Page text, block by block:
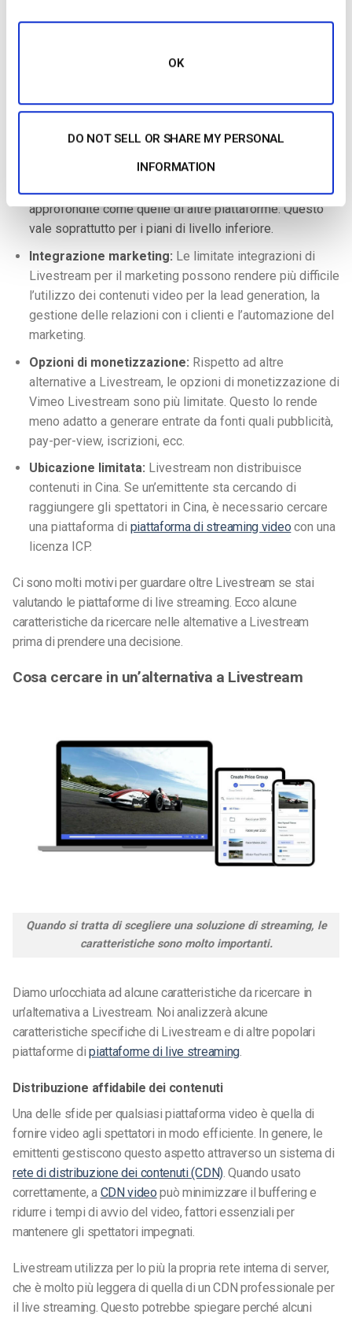
OK
DO NOT SELL OR SHARE MY PERSONAL
INFORMATION
vengono utilizzati con contenuti ad alta definizione o
esempio Livestream, possono essere più adatte a
Analisi di base:Rispetto ad altre piattaforme che
offrono funzioni di reportistica avanzata per la ricerca
metriche di coinvolgimento e dei dati geografici, le
analisi di Livestream potrebbero non essere così
approfondite come quelle di altre piattaforme. Questo
vale soprattutto per i piani di livello inferiore.
Integrazione marketing: Le limitate integrazioni di
Livestream per il marketing possono rendere più difficile
l’utilizzo dei contenuti video per la lead generation, la
gestione delle relazioni con i clienti e l’automazione del
marketing.
Opzioni di monetizzazione: Rispetto ad altre
alternative a Livestream, le opzioni di monetizzazione di
Vimeo Livestream sono più limitate. Questo lo rende
meno adatto a generare entrate da fonti quali pubblicità,
pay-per-view, iscrizioni, ecc.
Ubicazione limitata: Livestream non distribuisce
contenuti in Cina. Se un’emittente sta cercando di
raggiungere gli spettatori in Cina, è necessario cercare
una piattaforma di piattaforma di streaming video con una
licenza ICP.
Ci sono molti motivi per guardare oltre Livestream se stai
valutando le piattaforme di live streaming. Ecco alcune
caratteristiche da ricercare nelle alternative a Livestream
prima di prendere una decisione.
Cosa cercare in un’alternativa a Livestream
Quando si tratta di scegliere una soluzione di streaming, le
caratteristiche sono molto importanti.
Diamo un’occhiata ad alcune caratteristiche da ricercare in
un’alternativa a Livestream. Noianalizzeràalcune
caratteristiche specifiche di Livestream e di altre popolari
piattaforme dipiattaforme di live streaming.
Distribuzione affidabile dei contenuti
Una delle sfide per qualsiasi piattaforma video è quella di
fornire video agli spettatori in modo efficiente. In genere, le
emittenti gestiscono questo aspetto attraverso un sistema di
rete di distribuzione dei contenuti (CDN). Quandousato
correttamente, a CDN video può minimizzare il buffering e
ridurre i tempi di avvio del video, fattori essenziali per
mantenere gli spettatori impegnati.
Livestream utilizza per lo più la propria rete interna di server,
che è molto più leggera di quella di un CDN professionale per
il live streaming. Questo potrebbe spiegare perché alcuni